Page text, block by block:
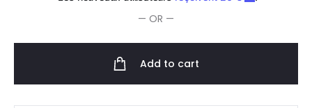
— OR —
Add to cart